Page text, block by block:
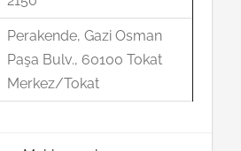
Perakende, Gazi Osman
Paşa Bulv., 60100 Tokat
Merkez/Tokat